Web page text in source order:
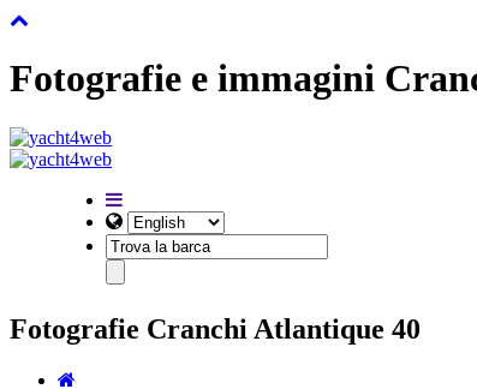
Fotografie e immagini
Fotografie Cranchi Atlantique 40